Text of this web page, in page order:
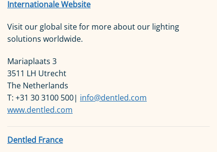
Internationale Website
Visit our global site for more about our lighting
solutions worldwide.
Mariaplaats 3
3511 LH Utrecht
The Netherlands
T: +31 30 3100 500| info@dentled.com
www.dentled.com
Dentled France